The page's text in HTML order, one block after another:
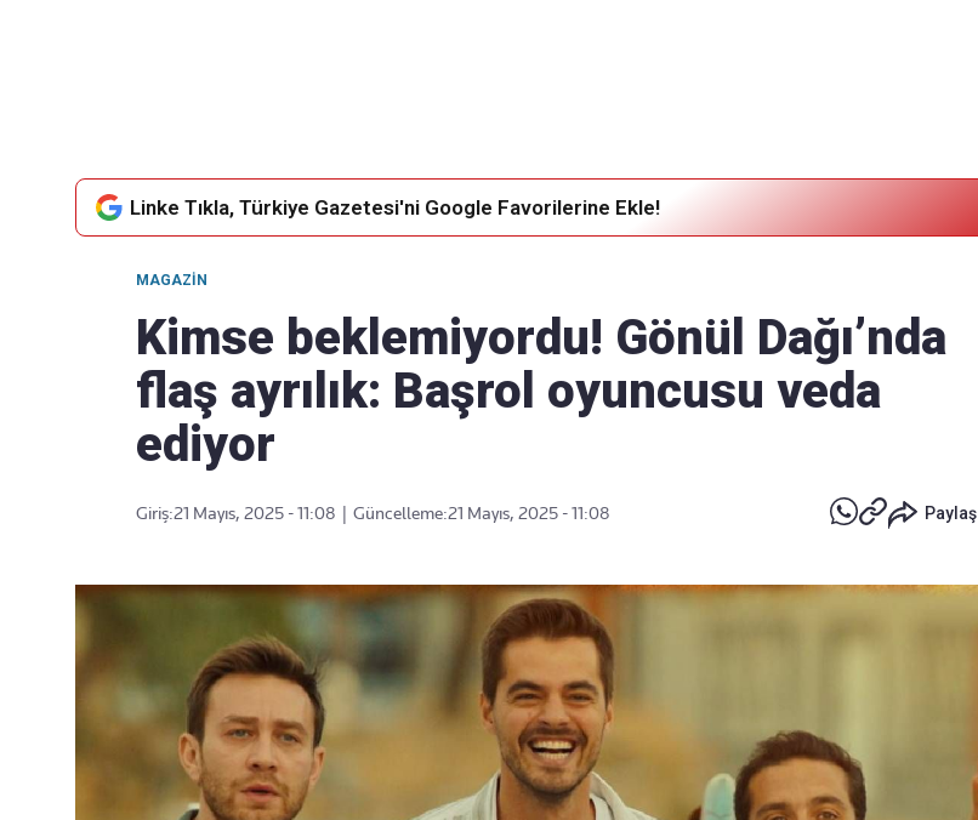
Linke Tıkla, Türkiye Gazetesi'ni Google Favorilerine Ekle!
MAGAZIN
Kimse beklemiyordu! Gönül Dağı’nda
flaş ayrılık: Başrol oyuncusu veda
ediyor
Giriş:21 Mayıs, 2025 - 11:08 Güncelleme:21 Mayıs, 2025 - 11:08 Paylaş